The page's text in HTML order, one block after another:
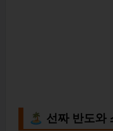
🏝 선짜 반도와